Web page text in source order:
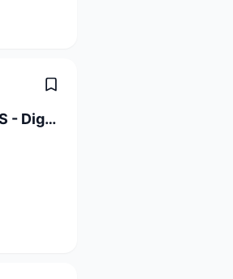
Studentische Hilfskraft Projekt DREAMS - Digitale Professionsentwicklung und Bildungsinnovation (20-40 %)